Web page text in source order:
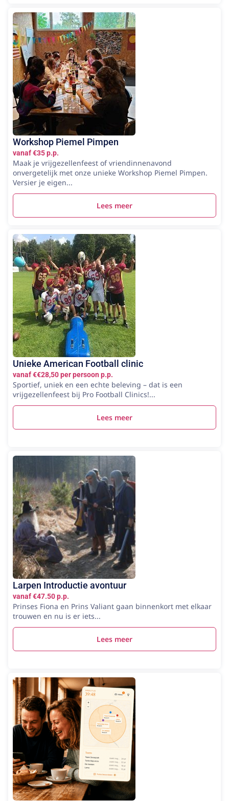
Workshop Piemel Pimpen
vanaf €35 p.p.
Maak je vrijgezellenfeest of vriendinnenavond
onvergetelijk met onze unieke Workshop Piemel Pimpen.
Versier je eigen...
Lees meer
Unieke American Football clinic
vanaf €€28,50 per persoon p.p.
Sportief, uniek en een echte beleving – dat is een
vrijgezellenfeest bij Pro Football Clinics!...
Lees meer
Larpen Introductie avontuur
vanaf €47.50 p.p.
Prinses Fiona en Prins Valiant gaan binnenkort met elkaar
trouwen en nu is er iets...
Lees meer